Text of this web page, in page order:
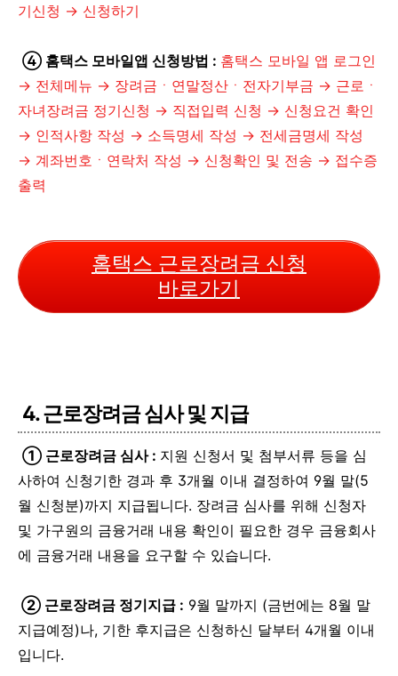
기신청 → 신청하기
④ 홈택스 모바일앱 신청방법 : 홈택스 모바일 앱 로그인
→ 전체메뉴 → 장려금ㆍ연말정산ㆍ전자기부금 → 근로ㆍ
자녀장려금 정기신청 → 직접입력 신청 → 신청요건 확인
→ 인적사항 작성 → 소득명세 작성 → 전세금명세 작성
→ 계좌번호ㆍ연락처 작성 → 신청확인 및 전송 → 접수증
출력
홈택스 근로장려금 신청
바로가기
4. 근로장려금 심사 및 지급
① 근로장려금 심사 : 지원 신청서 및 첨부서류 등을 심
사하여 신청기한 경과 후 3개월 이내 결정하여 9월 말(5
월 신청분)까지 지급됩니다. 장려금 심사를 위해 신청자
및 가구원의 금융거래 내용 확인이 필요한 경우 금융회사
에 금융거래 내용을 요구할 수 있습니다.
② 근로장려금 정기지급 : 9월 말까지 (금번에는 8월 말
지급예정)나, 기한 후지급은 신청하신 달부터 4개월 이내
입니다.